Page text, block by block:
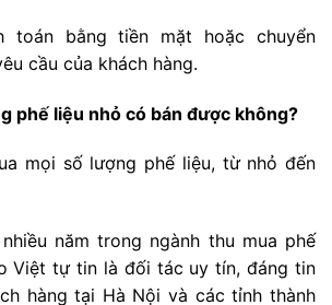
toán bằng tiền mặt hoặc chuyển
cầu của khách hàng.
phế liệu nhỏ có bán được không?
mọi số lượng phế liệu, từ nhỏ đến
năm trong ngành thu mua phế
Việt tự tin là đối tác uy tín, đáng tin
hàng tại Hà Nội và các tỉnh thành